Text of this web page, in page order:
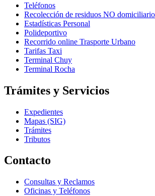
Teléfonos
Recolección de residuos NO
Estadísticas Personal
Polideportivo
Recorrido online Trasporte Urbano
Tarifas Taxi
Terminal Chuy
Terminal Rocha
Trámites y Servicios
Expedientes
Mapas (SIG)
Trámites
Tributos
Contacto
Consultas y Reclamos
Oficinas y Teléfonos